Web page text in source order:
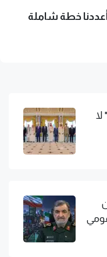
خطة شاملة
لا